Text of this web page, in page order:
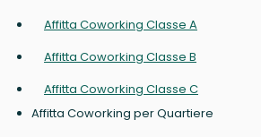
Affitta Coworking Classe A
Affitta Coworking Classe B
Affitta Coworking Classe C
Affitta Coworking per Quartiere